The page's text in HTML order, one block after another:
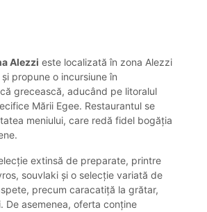
Alezzi este localizată în zona Alezzi
propune o incursiune în
grecească, aducând pe litoralul
Mării Egee. Restaurantul se
meniului, care redă fidel bogăția
extinsă de preparate, printre
souvlaki și o selecție variată de
precum caracatiță la grătar,
De asemenea, oferta conține